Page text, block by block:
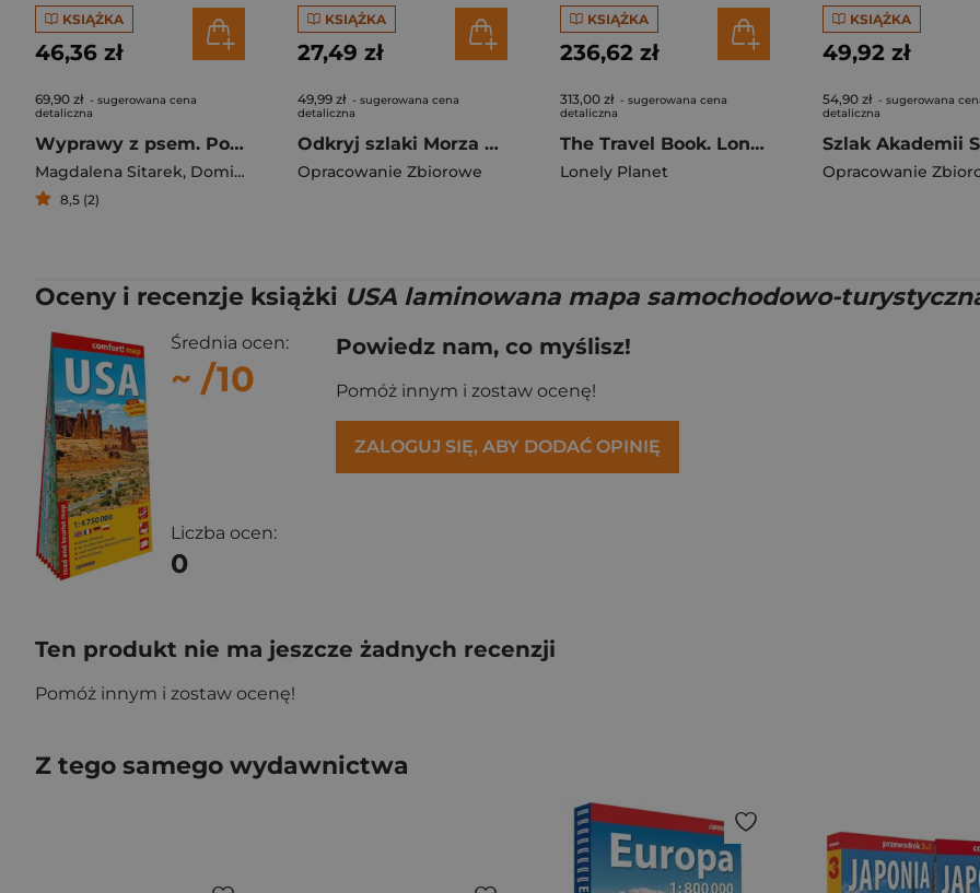
KSIĄŻKA
46,36 zł
69,90 zł - sugerowana cena
detaliczna
Wyprawy z psem. Po Polsce
Magdalena Sitarek, Dominika Stempniewicz
8,5 (2)
KSIĄŻKA
27,49 zł
49,99 zł - sugerowana cena
detaliczna
Odkryj szlaki Morza Śródziemnego
Opracowanie Zbiorowe
KSIĄŻKA
236,62 zł
313,00 zł - sugerowana cena
detaliczna
The Travel Book. Lonely Planet
Lonely Planet
KSIĄŻKA
49,92 zł
54,90 zł - sugerowana
detaliczna
Opracowanie
Oceny i recenzje książki USA laminowana mapa samochodowo-
Średnia ocen:
~ /10
Liczba ocen:
0
Powiedz nam, co myślisz!
Pomóż innym i zostaw ocenę!
ZALOGUJ SIĘ, ABY DODAĆ OPINIĘ
Ten produkt nie ma jeszcze żadnych recenzji
Pomóż innym i zostaw ocenę!
Z tego samego wydawnictwa